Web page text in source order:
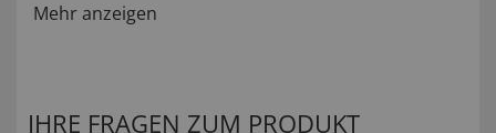
Mehr anzeigen
IHRE FRAGEN ZUM PRODUKT